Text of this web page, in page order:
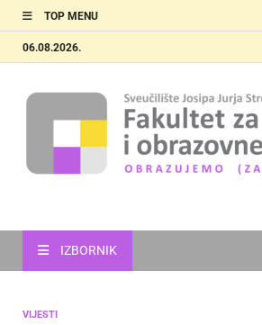
TOP MENU
06.08.2026.
IZBORNIK
VIJESTI